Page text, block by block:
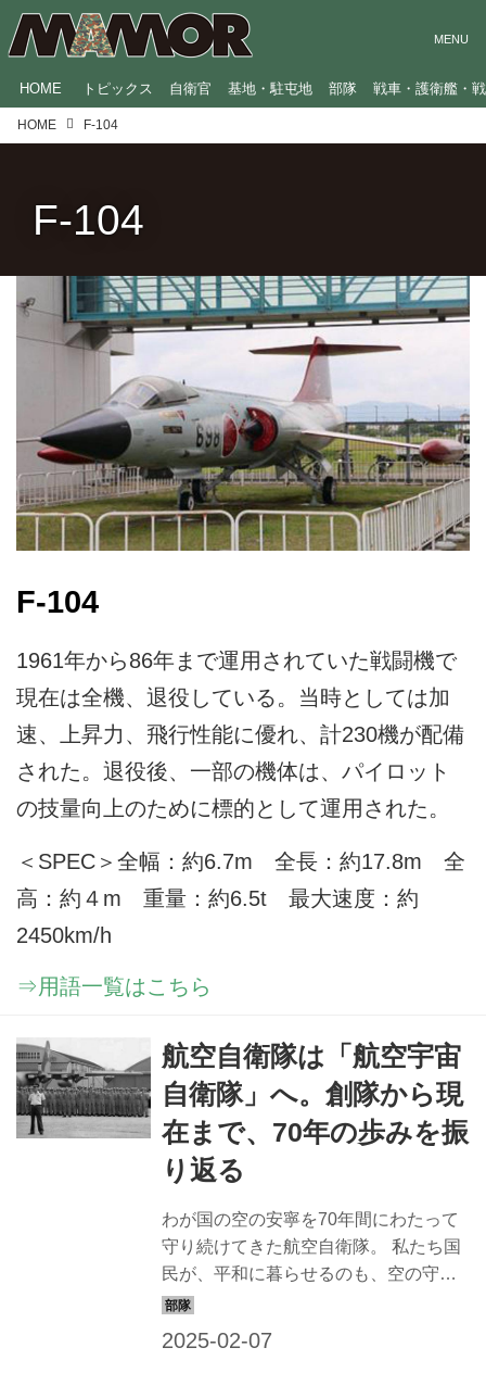
HOME トピックス 自衛官 基地・駐屯地 部隊 戦車・護衛艦・
HOME F‐104
F‐104
F‐104
1961年から86年まで運用されていた戦闘機で
現在は全機、退役している。当時としては加
速、上昇力、飛行性能に優れ、計230機が配備
された。退役後、一部の機体は、パイロット
の技量向上のために標的として運用された。
＜SPEC＞全幅：約6.7m 全長：約17.8m 全
高：約４m 重量：約6.5t 最大速度：約
2450km/h
⇒用語一覧はこちら
航空自衛隊は「航空宇宙
自衛隊」へ。創隊から現
在まで、70年の歩みを振
り返る
わが国の空の安寧を70年間にわたって
守り続けてきた航空自衛隊。 私たち国
民が、平和に暮らせるのも、空の守護
神が常に目を光らせているからだ。感